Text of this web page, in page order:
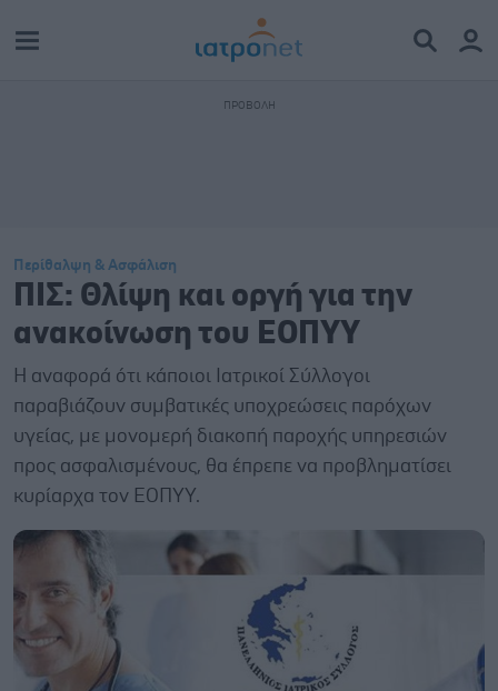
Περίθαλψη & Ασφάλιση
ΠΙΣ: Θλίψη και οργή για την
ανακοίνωση του ΕΟΠΥΥ
Η αναφορά ότι κάποιοι Ιατρικοί Σύλλογοι
παραβιάζουν συμβατικές υποχρεώσεις παρόχων
υγείας, με μονομερή διακοπή παροχής υπηρεσιών
προς ασφαλισμένους, θα έπρεπε να προβληματίσει
κυρίαρχα τον ΕΟΠΥΥ.